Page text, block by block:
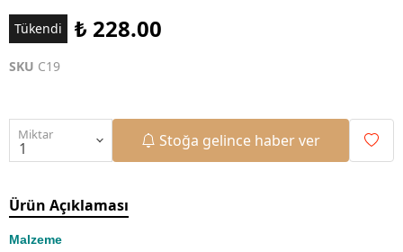
Tükendi ₺ 228.00
SKU C19
Miktar Stoğa gelince haber ver
Ürün Açıklaması
Malzeme